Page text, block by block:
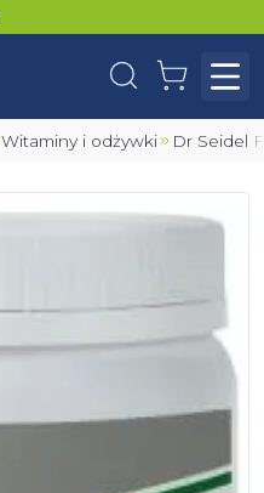
WyszukajKoszyk
Witaminy i odżywki Dr